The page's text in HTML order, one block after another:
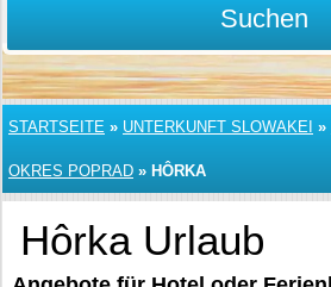
Suchen
STARTSEITE » UNTERKUNFT SLOWAKEI »
OKRES POPRAD » HÔRKA
Hôrka Urlaub